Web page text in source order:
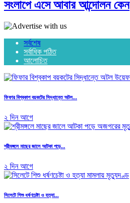
সংলাপে এসে আবার আন্দোলন কেন
সর্বশেষ
সর্বাধিক পঠিত
আলোচিত
ফিফার বিশ্বকাপ বয়কটের সিদ্ধান্তে অটল...
২ দিন আগে
শ্রীমঙ্গলে মাছের জালে আটকা পড়ে...
২ দিন আগে
সিলেটে শিশু ধর্ষণচেষ্টা ও হত্যা...